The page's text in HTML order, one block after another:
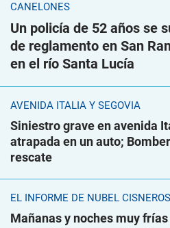
CANELONES
Un policía de 52 años se
de reglamento en San
en el río Santa Lucía
AVENIDA ITALIA Y SEGOVIA
Siniestro grave en avenida
atrapada en un auto;
rescate
EL INFORME DE NUBEL CISNEROS
Mañanas y noches muy